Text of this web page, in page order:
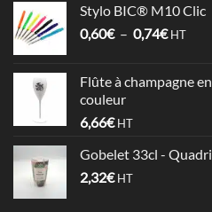
0,64€
à
Stylo BIC® M10 Clic
0,60€ – 0,74€Plage
0,60€
HT
Flûte à champagne
couleur
6,66€ HT
Gobelet 33cl -
2,32€ HT